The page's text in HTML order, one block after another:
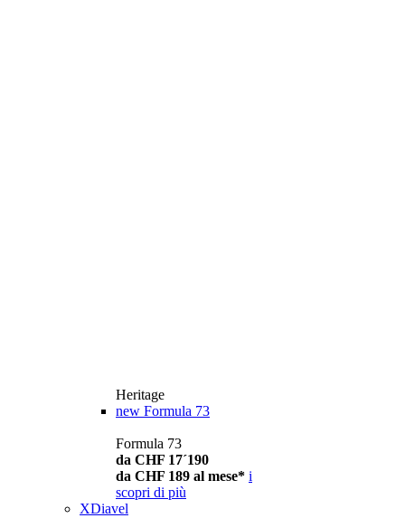
Heritage
new Formula 73
Formula 73
da CHF 17´190
da CHF 189 al mese* i
scopri di più
XDiavel